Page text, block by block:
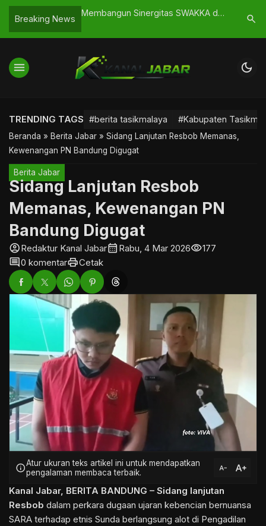
Breaking News
ke Tingkat
Membangun Sinergitas SWAKKA dan
search
menu dark_mode
TRENDING TAGS #berita tasikmalaya #Kabupaten
Beranda » Berita Jabar » Sidang Lanjutan Resbob Memanas,
Kewenangan PN Bandung Digugat
Berita Jabar
Sidang Lanjutan Resbob
Memanas, Kewenangan PN
Bandung Digugat
account_circleRedaktur Kanal Jabarcalendar_month Rabu, 4 Mar 2026visibility177
comment0 komentarprintCetak
infoAtur ukuran teks artikel ini untuk mendapatkan
pengalaman membaca terbaik.
text_decrease text_increase
Kanal Jabar, BERITA BANDUNG – Sidang lanjutan
Resbob dalam perkara dugaan ujaran kebencian bernuansa
SARA terhadap etnis Sunda berlangsung alot di Pengadilan